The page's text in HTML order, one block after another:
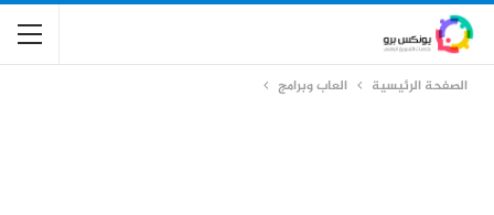
الصفحة الرئيسية العاب وبرامج